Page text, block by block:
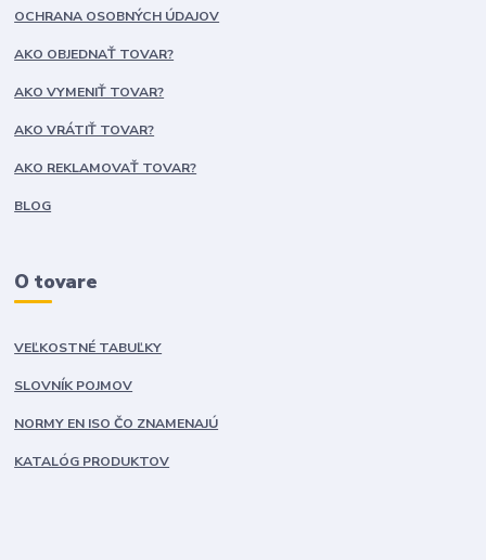
OCHRANA OSOBNÝCH ÚDAJOV
AKO OBJEDNAŤ TOVAR?
AKO VYMENIŤ TOVAR?
AKO VRÁTIŤ TOVAR?
AKO REKLAMOVAŤ TOVAR?
BLOG
O tovare
VEĽKOSTNÉ TABUĽKY
SLOVNÍK POJMOV
NORMY EN ISO ČO ZNAMENAJÚ
KATALÓG PRODUKTOV